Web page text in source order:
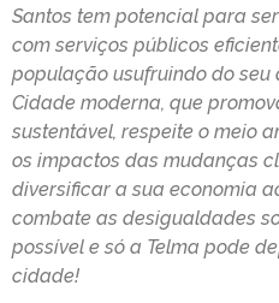
Santos tem potencial para
com serviços públicos
população usufruindo do seu
Cidade moderna, que
sustentável, respeite o meio
os impactos das mudanças
diversificar a sua economia
combate as desigualdades
possível e só a Telma pode
cidade!